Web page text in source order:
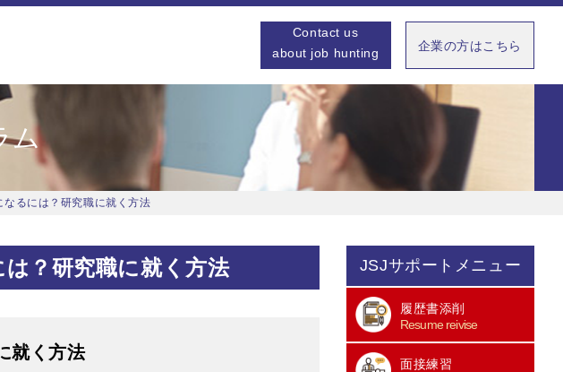
Contact us
about job hunting
企業の方はこちら
ム
るには？研究職に就く方法
？研究職に就く方法
就く方法
JSJサポートメニュー
履歴書添削
Resume reivise
面接練習